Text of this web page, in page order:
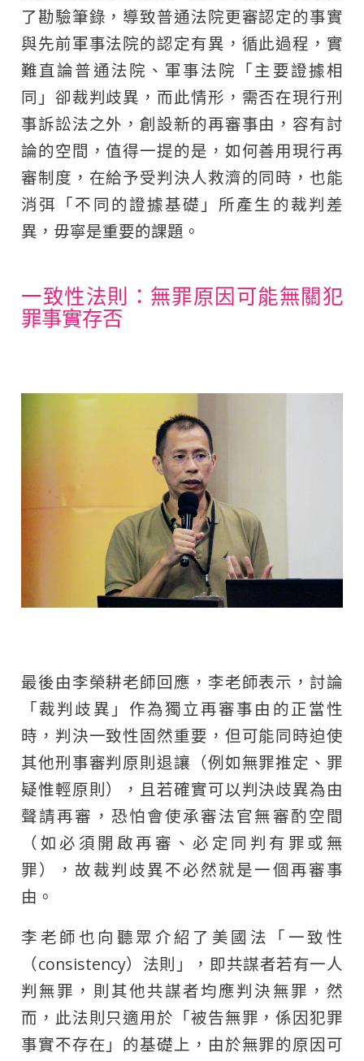
了勘驗筆錄，導致普通法院更審認定的事實
與先前軍事法院的認定有異，循此過程，實
難直論普通法院、軍事法院「主要證據相
同」卻裁判歧異，而此情形，需否在現行刑
事訴訟法之外，創設新的再審事由，容有討
論的空間，值得一提的是，如何善用現行再
審制度，在給予受判決人救濟的同時，也能
消弭「不同的證據基礎」所產生的裁判差
異，毋寧是重要的課題。
一致性法則：無罪原因可能無關犯
罪事實存否
最後由李榮耕老師回應，李老師表示，討論
「裁判歧異」作為獨立再審事由的正當性
時，判決一致性固然重要，但可能同時迫使
其他刑事審判原則退讓（例如無罪推定、罪
疑惟輕原則），且若確實可以判決歧異為由
聲請再審，恐怕會使承審法官無審酌空間
（如必須開啟再審、必定同判有罪或無
罪），故裁判歧異不必然就是一個再審事
由。
李老師也向聽眾介紹了美國法「一致性
（consistency）法則」，即共謀者若有一人
判無罪，則其他共謀者均應判決無罪，然
而，此法則只適用於「被告無罪，係因犯罪
事實不存在」的基礎上，由於無罪的原因可